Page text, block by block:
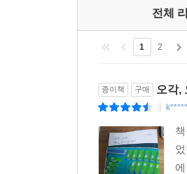
전체
1 2
종이책 구매 오각,